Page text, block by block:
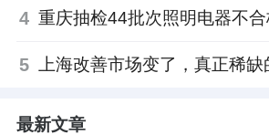
4
5
最新文章